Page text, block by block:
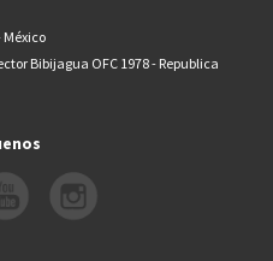
Bibijagua OFC 1978 - Republica